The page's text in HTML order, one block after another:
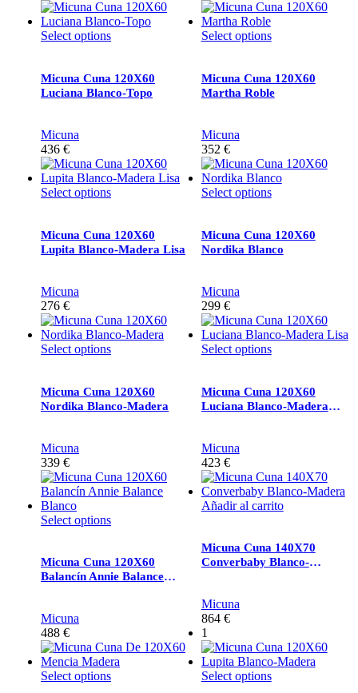
Select options
Micuna Cuna 120X60
Luciana Blanco-Topo
Micuna
436 €
Select options
Micuna Cuna 120X60
Martha Roble
Micuna
352 €
Select options
Micuna Cuna 120X60
Lupita Blanco-Madera Lisa
Micuna
276 €
Select options
Micuna Cuna 120X60
Nordika Blanco
Micuna
299 €
Select options
Micuna Cuna 120X60
Nordika Blanco-Madera
Micuna
339 €
Select options
Micuna Cuna 120X60
Luciana Blanco-Madera
Micuna
423 €
Select options
Micuna Cuna 120X60
Balancín Annie Balance
Micuna
488 €
Añadir al carrito
Micuna Cuna 140X70
Converbaby Blanco-
Micuna
864 €
Select options Select options
1